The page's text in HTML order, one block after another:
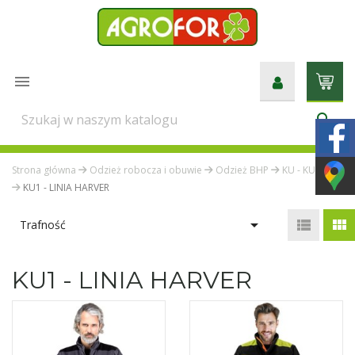

search
Strona główna Odzież robocza i obuwie Odzież BHP
KU - KURTKI
KU1 - LINIA HARVER
Trafność   
KU1 - LINIA HARVER